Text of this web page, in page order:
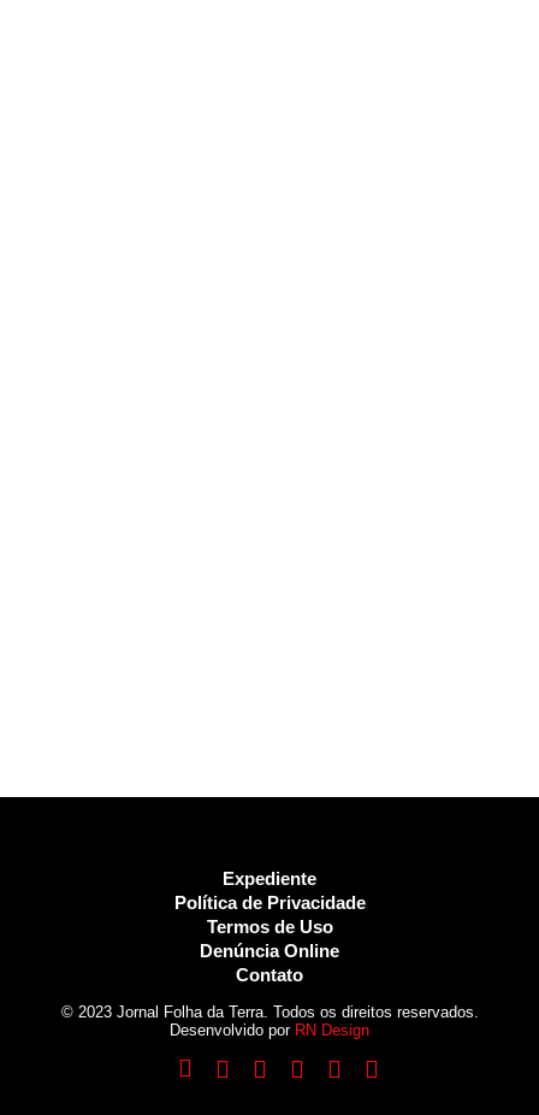
Expediente
Política de Privacidade
Termos de Uso
Denúncia Online
Contato
© 2023 Jornal Folha da Terra. Todos os direitos reservados.
Desenvolvido por RN Design